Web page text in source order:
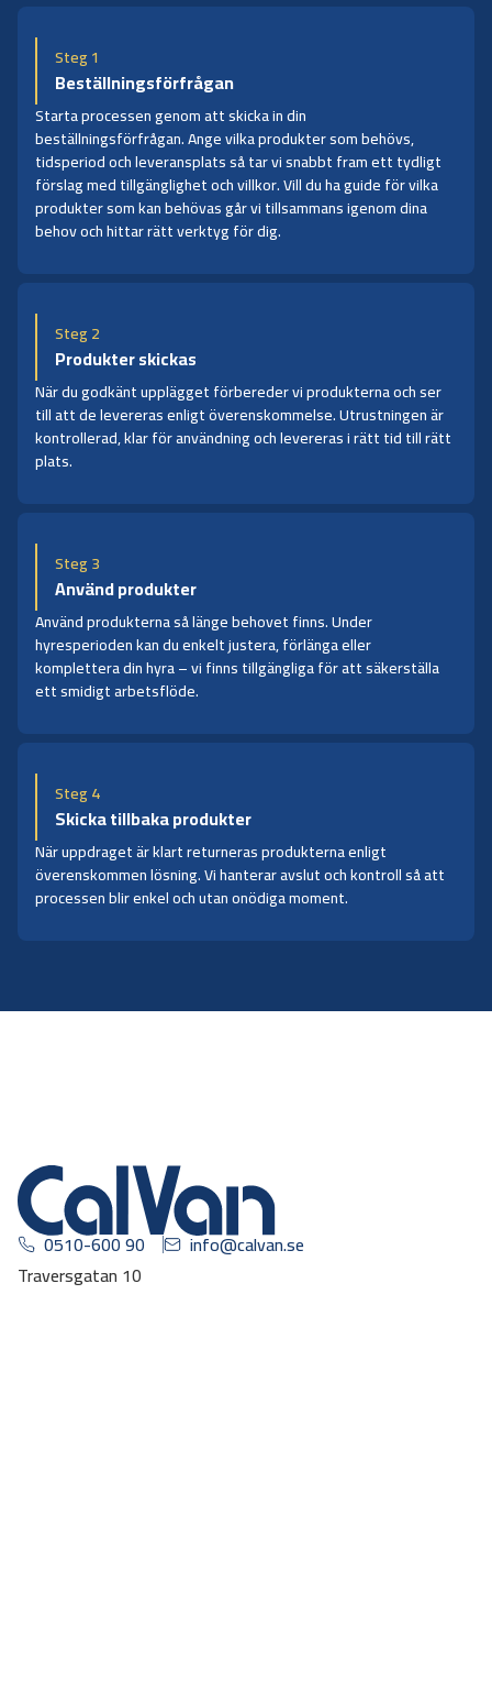
Steg 1
Beställningsförfrågan
Starta processen genom att skicka in din
beställningsförfrågan. Ange vilka produkter som behövs,
tidsperiod och leveransplats så tar vi snabbt fram ett tydligt
förslag med tillgänglighet och villkor. Vill du ha guide för vilka
produkter som kan behövas går vi tillsammans igenom dina
behov och hittar rätt verktyg för dig.
Steg 2
Produkter skickas
När du godkänt upplägget förbereder vi produkterna och ser
till att de levereras enligt överenskommelse. Utrustningen är
kontrollerad, klar för användning och levereras i rätt tid till rätt
plats.
Steg 3
Använd produkter
Använd produkterna så länge behovet finns. Under
hyresperioden kan du enkelt justera, förlänga eller
komplettera din hyra – vi finns tillgängliga för att säkerställa
ett smidigt arbetsflöde.
Steg 4
Skicka tillbaka produkter
När uppdraget är klart returneras produkterna enligt
överenskommen lösning. Vi hanterar avslut och kontroll så att
processen blir enkel och utan onödiga moment.
0510-600 90
info@calvan.se
Traversgatan 10